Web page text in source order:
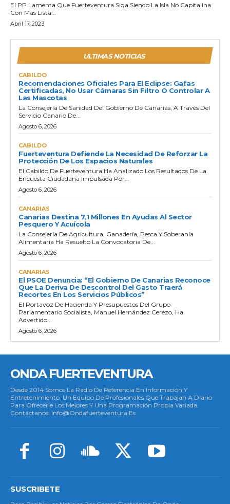
El PP Lamenta Que Fuerteventura Siga Siendo La Isla No Capitalina
Con Más Lista...
Abril 17, 2023
ULTIMAS NOTICIAS
CABILDO
Recomendaciones Oficiales Para El Eclipse: Gafas
Certificadas, No Usar Cámaras Sin Filtro O Controlar A
Las Mascotas
La Consejería De Sanidad Del Gobierno De Canarias, A Través Del
Servicio Canario De...
Agosto 6, 2026
CABILDO
Fuerteventura Defiende La Necesidad De Reforzar La
Protección De Los Espacios Naturales
El Cabildo De Fuerteventura Ha Analizado Los Resultados De La
Encuesta Ciudadana Impulsada Por...
Agosto 6, 2026
CANARIAS
Canarias Destina 7,1 Millones En Ayudas Al Sector
Pesquero Y Acuícola
La Consejería De Agricultura, Ganadería, Pesca Y Soberanía
Alimentaria Ha Resuelto La Convocatoria De...
Agosto 6, 2026
CANARIAS
El PSOE Denuncia: “El Gobierno De Canarias Reconoce
Que La Deriva De Descontrol Del Gasto Traerá
Recortes En Los Servicios Públicos”
El Portavoz De Hacienda Y Presupuestos Del Grupo
Parlamentario Socialista, Manuel Hernández Cerezo, Ha
Advertido...
Agosto 6, 2026
ONDA FUERTEVENTURA
Desde 2014 Somos La Radio De Referencia En Información Y
Entretenimiento. Un Equipo De Profesionales Que Trabajan A Diario
Para Ofrecerle Los Mejores Y Una Programación Propia Variada.
Contáctanos: Info@ondafuerteventura.es
SUSCRIBETE